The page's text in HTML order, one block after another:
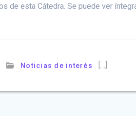
de esta Cátedra. Se puede ver
Noticias de interés […]